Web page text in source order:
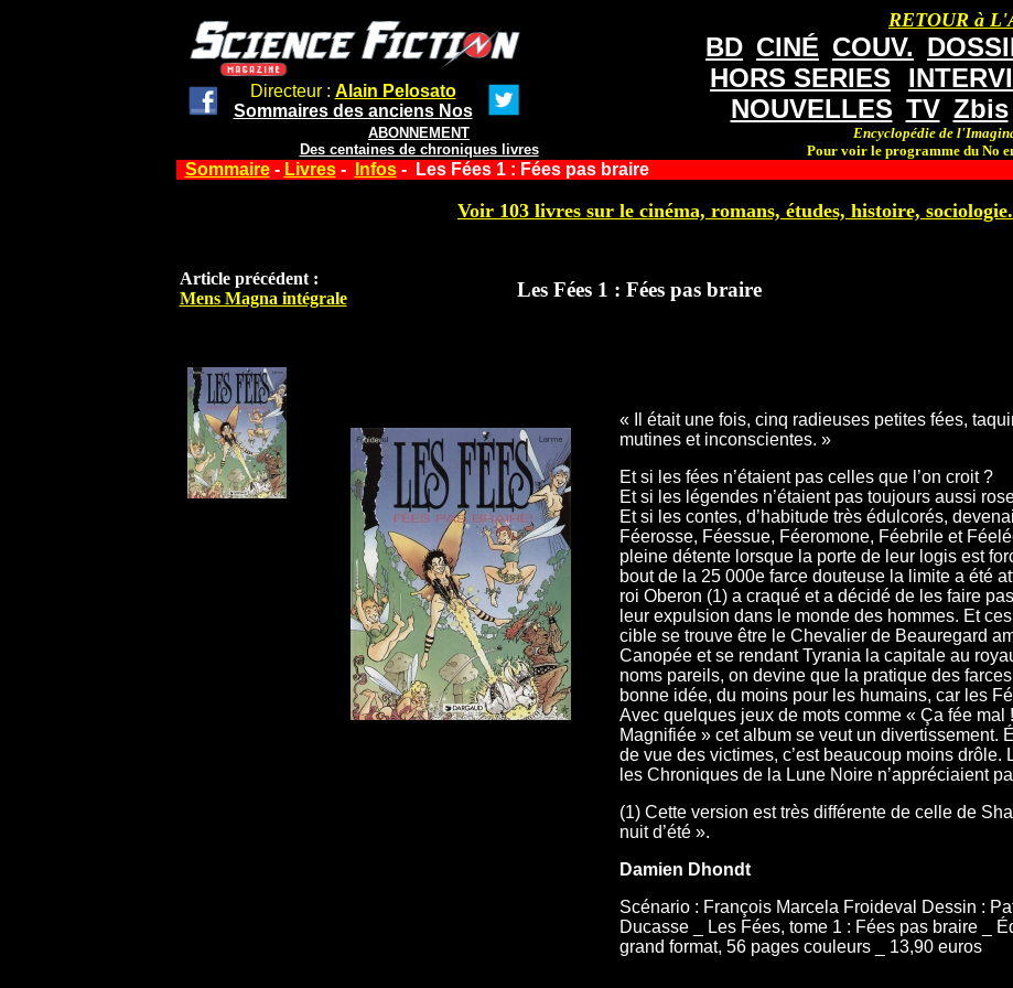
Directeur : Alain Pelosato
Sommaires des anciens Nos
ABONNEMENT
Des centaines de chroniques livres
RETOUR à
BD CINÉ COUV.
HORS SERIES
NOUVELLES TV Zbis
Encyclopédie de
Pour voir le programme du No
Sommaire- Livres- Infos- Les Fées 1 : Fées pas braire
Voir 103 livres sur le cinéma, romans, études, histoire,
Article précédent :
Mens Magna intégrale
Les Fées 1 : Fées pas braire
« Il était une fois, cinq radieuses petites fées,
mutines et inconscientes. »
Et si les fées n’étaient pas celles que l’on croit ?
Et si les légendes n’étaient pas toujours aussi
Et si les contes, d’habitude très édulcorés,
Féerosse, Féessue, Féeromone, Féebrile et
pleine détente lorsque la porte de leur logis est
bout de la 25 000e farce douteuse la limite a été
roi Oberon (1) a craqué et a décidé de les faire
leur expulsion dans le monde des hommes. Et
cible se trouve être le Chevalier de Beauregard
Canopée et se rendant Tyrania la capitale au
noms pareils, on devine que la pratique des
bonne idée, du moins pour les humains, car les
Avec quelques jeux de mots comme « Ça fée
Magnifiée » cet album se veut un divertissement.
de vue des victimes, c’est beaucoup moins
les Chroniques de la Lune Noire n’appréciaient
(1) Cette version est très différente de celle de
nuit d’été ».
Damien Dhondt
Scénario : François Marcela Froideval Dessin :
Ducasse _ Les Fées, tome 1 : Fées pas braire _
grand format, 56 pages couleurs _ 13,90 euros